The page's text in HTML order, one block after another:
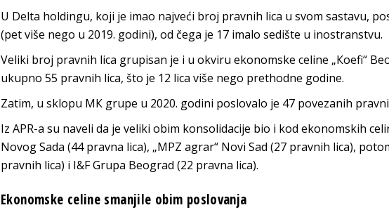
U Delta holdingu, koji je imao najveći broj pravnih lica u svom sastavu,
(pet više nego u 2019. godini), od čega je 17 imalo sedište u inostranstvu.
Veliki broj pravnih lica grupisan je i u okviru ekonomske celine „Кoefi“
ukupno 55 pravnih lica, što je 12 lica više nego prethodne godine.
Zatim, u sklopu MК grupe u 2020. godini poslovalo je 47 povezanih
Iz APR-a su naveli da je veliki obim konsolidacije bio i kod ekonomskih
Novog Sada (44 pravna lica), „MPZ agrar“ Novi Sad (27 pravnih lica),
pravnih lica) i I&F Grupa Beograd (22 pravna lica).
Ekonomske celine smanjile obim poslovanja